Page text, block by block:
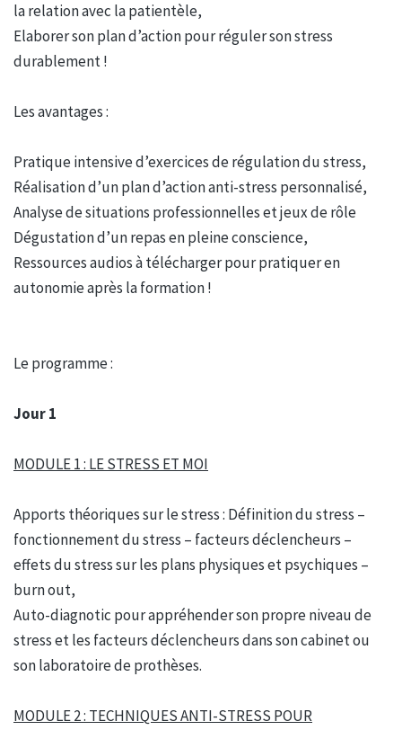
la relation avec la patientèle,
Elaborer son plan d’action pour réguler son stress
durablement !
Les avantages :
Pratique intensive d’exercices de régulation du stress,
Réalisation d’un plan d’action anti-stress personnalisé,
Analyse de situations professionnelles et jeux de rôle
Dégustation d’un repas en pleine conscience,
Ressources audios à télécharger pour pratiquer en
autonomie après la formation !
Le programme :
Jour 1
MODULE 1 : LE STRESS ET MOI
Apports théoriques sur le stress : Définition du stress –
fonctionnement du stress – facteurs déclencheurs –
effets du stress sur les plans physiques et psychiques –
burn out,
Auto-diagnotic pour appréhender son propre niveau de
stress et les facteurs déclencheurs dans son cabinet ou
son laboratoire de prothèses.
MODULE 2 : TECHNIQUES ANTI-STRESS POUR